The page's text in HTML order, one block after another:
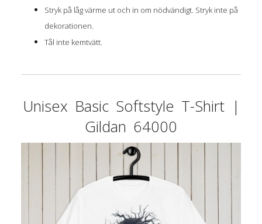
Stryk på låg värme ut och in om nödvändigt. Stryk inte på
dekorationen.
Tål inte kemtvätt.
Unisex Basic Softstyle T-Shirt |
Gildan 64000